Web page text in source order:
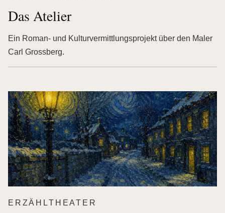
Das Atelier
Ein Roman- und Kulturvermittlungsprojekt über den Maler
Carl Grossberg.
ERZÄHLTHEATER